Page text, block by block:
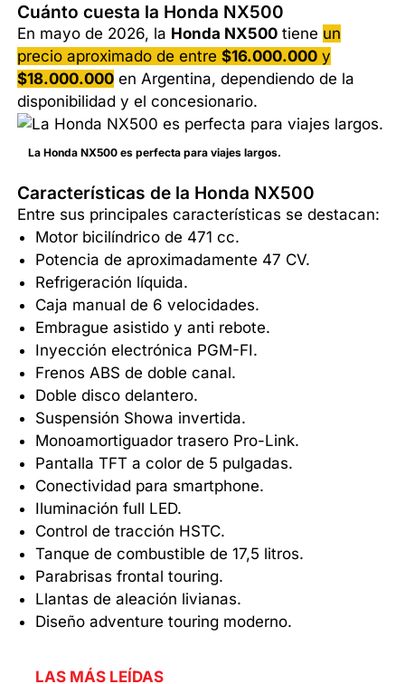
Cuánto cuesta la Honda NX500
En mayo de 2026, la Honda NX500 tiene un
precio aproximado de entre$16.000.000 y
$18.000.000 en Argentina, dependiendo de la
disponibilidad y el concesionario.
La Honda NX500 es perfecta para viajes largos.
Características de la Honda NX500
Entre sus principales características se destacan:
Motor bicilíndrico de 471 cc.
Potencia de aproximadamente 47 CV.
Refrigeración líquida.
Caja manual de 6 velocidades.
Embrague asistido y anti rebote.
Inyección electrónica PGM-FI.
Frenos ABS de doble canal.
Doble disco delantero.
Suspensión Showa invertida.
Monoamortiguador trasero Pro-Link.
Pantalla TFT a color de 5 pulgadas.
Conectividad para smartphone.
Iluminación full LED.
Control de tracción HSTC.
Tanque de combustible de 17,5 litros.
Parabrisas frontal touring.
Llantas de aleación livianas.
Diseño adventure touring moderno.
LAS MÁS LEÍDAS